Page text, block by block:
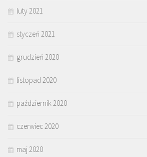
luty 2021
styczeń 2021
grudzień 2020
listopad 2020
październik 2020
czerwiec 2020
maj 2020